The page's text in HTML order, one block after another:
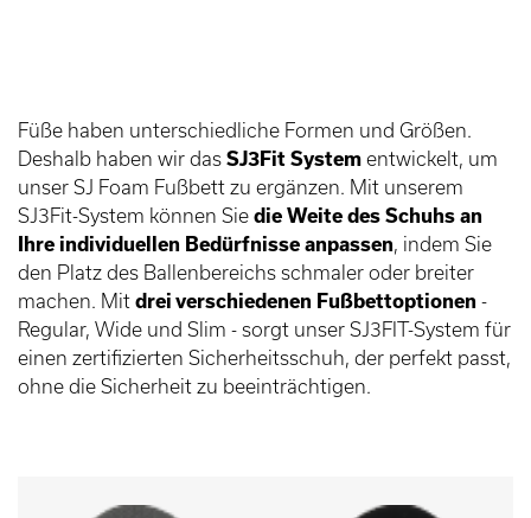
Füße haben unterschiedliche Formen und Größen.
Deshalb haben wir das SJ3Fit System entwickelt, um
unser SJ Foam Fußbett zu ergänzen. Mit unserem
SJ3Fit-System können Sie die Weite des Schuhs an
Ihre individuellen Bedürfnisse anpassen, indem Sie
den Platz des Ballenbereichs schmaler oder breiter
machen. Mit drei verschiedenen Fußbettoptionen -
Regular, Wide und Slim - sorgt unser SJ3FIT-System für
einen zertifizierten Sicherheitsschuh, der perfekt passt,
ohne die Sicherheit zu beeinträchtigen.